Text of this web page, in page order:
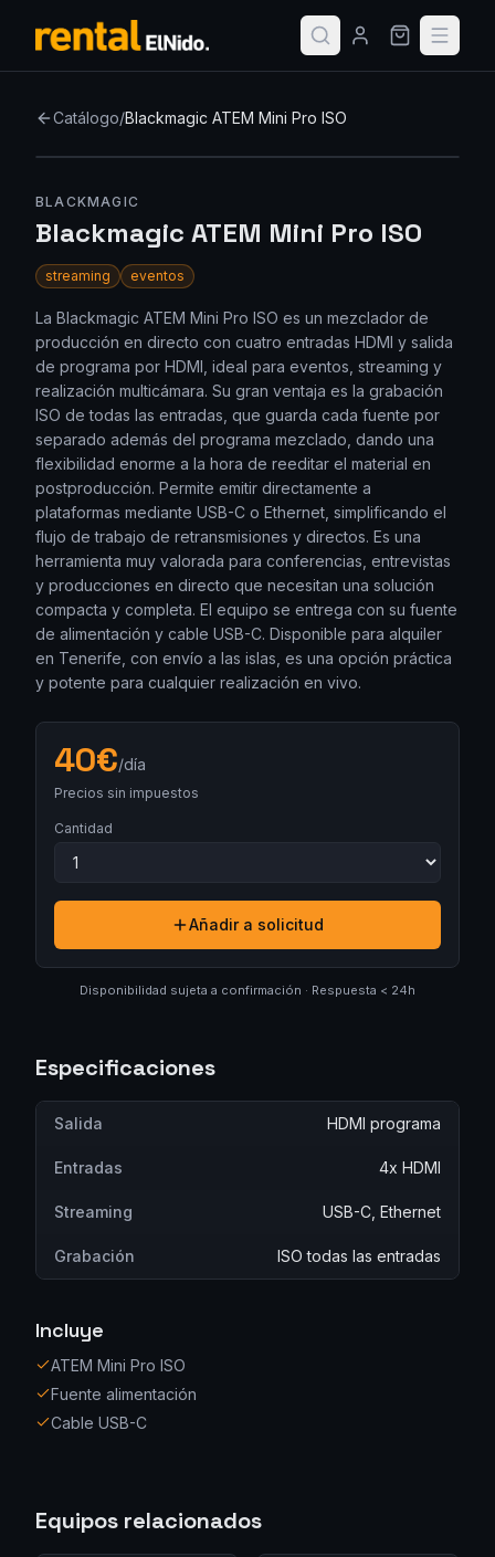
Catálogo/Blackmagic ATEM Mini Pro ISO
BLACKMAGIC
Blackmagic ATEM Mini Pro ISO
streaming eventos
La Blackmagic ATEM Mini Pro ISO es un mezclador de
producción en directo con cuatro entradas HDMI y salida
de programa por HDMI, ideal para eventos, streaming y
realización multicámara. Su gran ventaja es la grabación
ISO de todas las entradas, que guarda cada fuente por
separado además del programa mezclado, dando una
flexibilidad enorme a la hora de reeditar el material en
postproducción. Permite emitir directamente a
plataformas mediante USB-C o Ethernet, simplificando el
flujo de trabajo de retransmisiones y directos. Es una
herramienta muy valorada para conferencias, entrevistas
y producciones en directo que necesitan una solución
compacta y completa. El equipo se entrega con su fuente
de alimentación y cable USB-C. Disponible para alquiler
en Tenerife, con envío a las islas, es una opción práctica
y potente para cualquier realización en vivo.
40€/día
Precios sin impuestos
Cantidad
Añadir a solicitud
Disponibilidad sujeta a confirmación · Respuesta < 24h
Especificaciones
Salida HDMI programa
Entradas 4x HDMI
Streaming USB-C, Ethernet
Grabación ISO todas las entradas
Incluye
ATEM Mini Pro ISO
Fuente alimentación
Cable USB-C
Equipos relacionados